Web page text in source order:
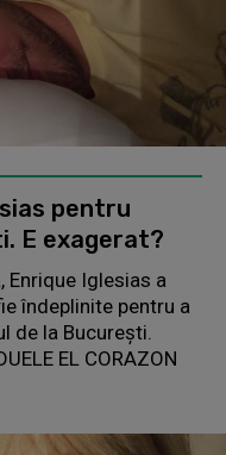
pentru
E exagerat?
Enrique Iglesias a
îndeplinite pentru a
de la București.
EL CORAZON